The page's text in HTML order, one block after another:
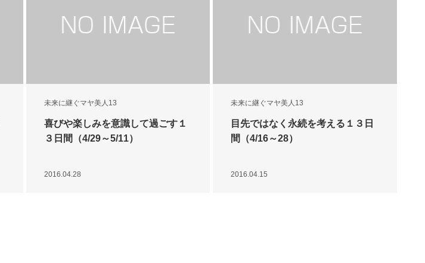
未来に継ぐマヤ美人13
喜びや楽しみを意識して過ごす１
３日間（4/29～5/11）
2016.04.28
未来に継ぐマヤ美人13
目先ではなく永続を考える１３日
間（4/16～28）
2016.04.15